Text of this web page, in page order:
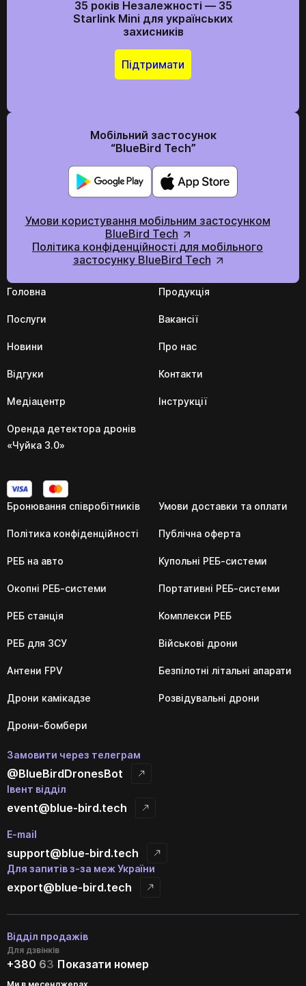
35 років Незалежності — 35
Starlink Mini для українських
захисників
Підтримати
Мобільний застосунок
“BlueBird Tech”
Умови користування мобільним застосунком
BlueBird Tech
Політика конфіденційності для мобільного
застосунку BlueBird Tech
Головна Продукція
Послуги Вакансії
Новини Про нас
Відгуки Контакти
Медіацентр Інструкції
Оренда детектора дронів
«Чуйка 3.0»
Бронювання співробітників Умови доставки та оплати
Політика конфіденційності Публічна оферта
РЕБ на авто Купольні РЕБ-системи
Окопні РЕБ-системи Портативні РЕБ-системи
РЕБ станція Комплекси РЕБ
РЕБ для ЗСУ Військові дрони
Антени FPV Безпілотні літальні апарати
Дрони камікадзе Розвідувальні дрони
Дрони-бомбери
Замовити через телеграм
@BlueBirdDronesBot
Івент відділ
event@blue-bird.tech
E-mail
support@blue-bird.tech
Для запитів з-за меж України
export@blue-bird.tech
Відділ продажів
Для дзвінків
+380 63 Показати номер